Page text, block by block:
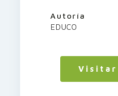
Autoría
EDUCO
Visitar